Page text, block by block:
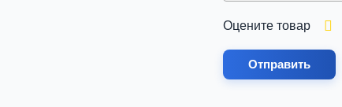
Оцените товар
Отправить